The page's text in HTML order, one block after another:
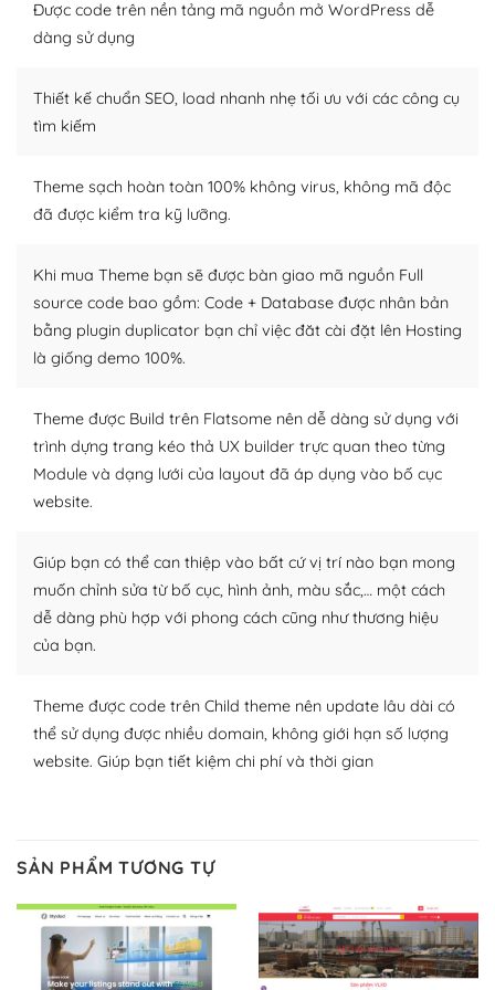
thiết kế tốt, bạn có thể tự sửa đổi. Nếu không bạn có thể
tìm kiếm chúng trên Internet hoặc nhờ chuyên gia.
– Sở hữu một cộng đồng lớn, sẵn sàng hỗ trợ
khổng lồ được kiểm duyệt bởi các nhân viên và những
người cuồng tín WordPress.
Nếu bạn gặp khó khăn, bạn có thể lên mạng và tìm
kiếm những cộng đồng WordPress, họ sẽ giúp bạn trả
lời, giải đáp vấn đề của bạn.
Cộng đồng sử dụng WordPress sẵn sàng hỗ trợ bạn
– Đa dạng plugin và themes
Plugin mở rộng là thành phần cài đặt thêm vào
WordPress để tăng thêm các tính năng cần thiết. Có
nhiều plugin trả phí hoặc miễn phí.
Nhờ lượng người dùng đông đảo, thư viện themes và
plugin của WordPress rất phong phú. Bạn có thể thỏa
thích chọn lựa plugin và themes phù hợp cho mục đích
lập website của mình.
– Dễ sử dụng
Với mọi Hosting bất kỳ thì WordPress đều có thể dễ
Và bạn có toàn quyền tự do khi quyết định nơi lưu trữ
trang web WordPress của bạn.
Dễ dàng lựa chọn Hosting cho website WordPress
Được code trên nền tảng mã nguồn mở WordPress dễ
dàng sử dụng
Thiết kế chuẩn SEO, load nhanh nhẹ tối ưu với các công cụ
tìm kiếm
Theme sạch hoàn toàn 100% không virus, không mã độc
đã được kiểm tra kỹ lưỡng.
Khi mua Theme bạn sẽ được bàn giao mã nguồn Full
source code bao gồm: Code + Database được nhân bản
bằng plugin duplicator bạn chỉ việc đăt cài đặt lên Hosting
là giống demo 100%.
Theme được Build trên Flatsome nên dễ dàng sử dụng với
trình dựng trang kéo thả UX builder trực quan theo từng
Module và dạng lưới của layout đã áp dụng vào bố cục
website.
Giúp bạn có thể can thiệp vào bất cứ vị trí nào bạn mong
muốn chỉnh sửa từ bố cục, hình ảnh, màu sắc,… một cách
dễ dàng phù hợp với phong cách cũng như thương hiệu
của bạn.
Theme được code trên Child theme nên update lâu dài có
thể sử dụng được nhiều domain, không giới hạn số lượng
website. Giúp bạn tiết kiệm chi phí và thời gian
SẢN PHẨM TƯƠNG TỰ